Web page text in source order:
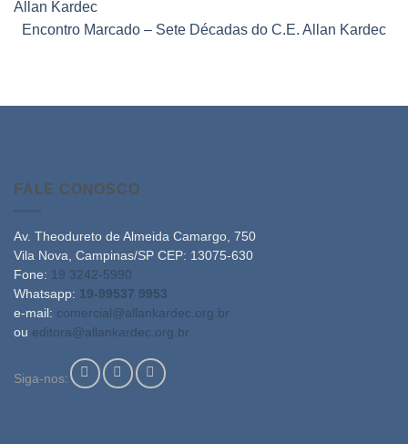
Encontro Marcado – Sete Décadas do C.E. Allan Kardec
FALE CONOSCO
Av. Theodureto de Almeida Camargo, 750
Vila Nova, Campinas/SP CEP: 13075-630
Fone: 19 3242-5990
Whatsapp: 19-99537 9953
e-mail: comercial@allankardec.org.br
ou editora@allankardec.org.br
Siga-nos: